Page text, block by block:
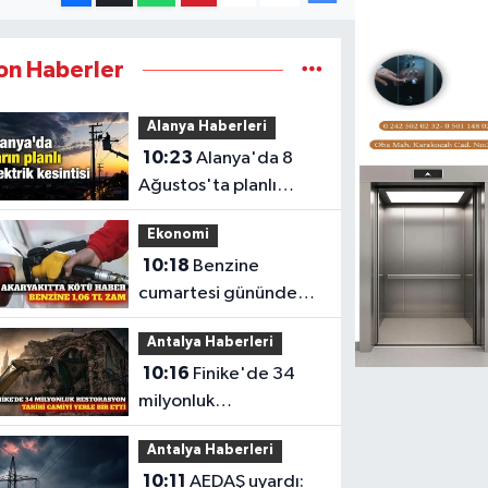
Haberler
Alanya Haberleri
10:23 Alanya'da 8
Ağustos'ta planlı
elektrik kesintisi
Ekonomi
10:18
cumartesi gününden
itibaren 1,06 TL zam
bekleniyor
Antalya Haberleri
10:16
milyonluk
restorasyonda tarihi
cami yıkıldı
Antalya Haberleri
10:11 AEDAŞ uyardı: